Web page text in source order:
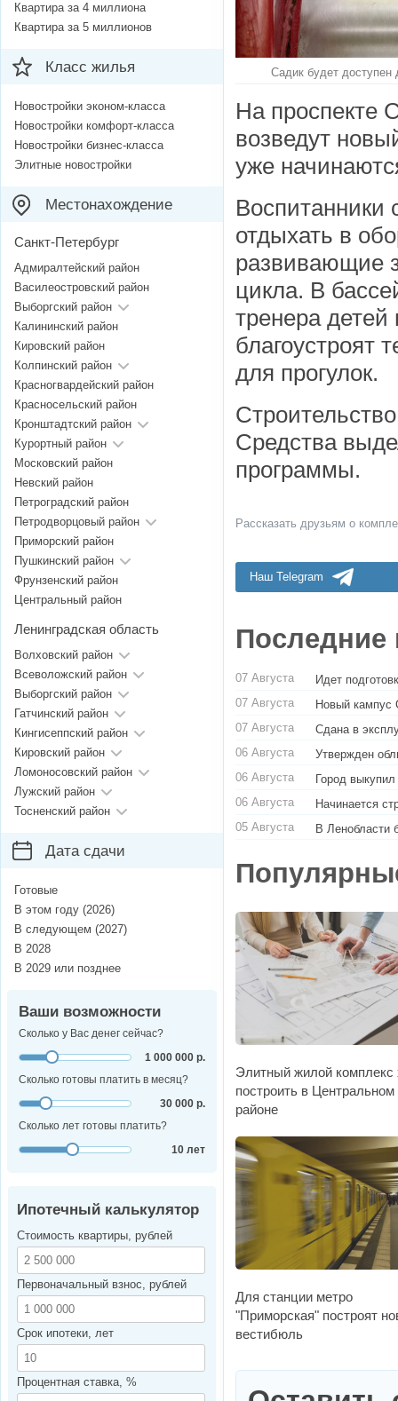
Садик будет
Напроспекте
возведут
уже
Воспитанники
отдыхать в
развивающие
цикла. В
тренера детей
благоустроят
для прогулок.
Средства
программы.
Рассказать друзьям о
Наш Telegram
Последние
07 Августа
Идет
07 Августа
Новый кампус
07 Августа
Сдана в
06 Августа
Утвержден
06 Августа
Город
06 Августа
Начинается
05 Августа
В Ленобласти
Элитный жилой комплекс
построить в Центральном
районе
Для станции метро
"Приморская" построят
вестибюль
Квартира за 4 миллиона
Квартира за 5 миллионов
Класс жилья
Новостройки эконом-класса
Новостройки комфорт-класса
Новостройки бизнес-класса
Элитные новостройки
Местонахождение
Санкт-Петербург
Адмиралтейский район
Василеостровский район
Выборгский район
Калининский район
Кировский район
Колпинский район
Красногвардейский район
Красносельский район
Кронштадтский район
Курортный район
Московский район
Невский район
Петроградский район
Петродворцовый район
Приморский район
Пушкинский район
Фрунзенский район
Центральный район
Ленинградская область
Волховский район
Всеволожский район
Выборгский район
Гатчинский район
Кингисеппский район
Кировский район
Ломоносовский район
Лужский район
Тосненский район
Дата сдачи
Готовые
В этом году (2026)
В следующем (2027)
В 2028
В 2029 или позднее
Ваши возможности
Сколько у Вас денег сейчас?
1 000 000 р.
Сколько готовы платить в месяц?
30 000 р.
Сколько лет готовы платить?
10 лет
Ипотечный калькулятор
Стоимость квартиры, рублей
Первоначальный взнос, рублей
Срок ипотеки, лет
Процентная ставка, %